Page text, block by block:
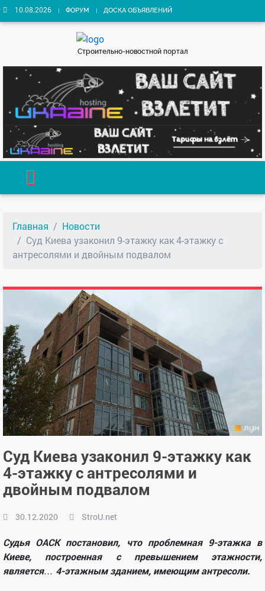
10.08.2026 ФОРУМ ДОСКА ОБЪЯВЛЕНИЙ
Строительно-новостной портал
Главная
Новости
Суд Киева узаконил 9-этажку как 4-этажку с
антресолями и двойным подвалом
Суд Киева узаконил 9-этажку как
4-этажку с антресолями и
двойным подвалом
30.12.2020 StroU.net
Судья ОАСК постановил, что проблемная 9-этажка в
Киеве, построенная с превышением этажности,
является… 4-этажным зданием, имеющим антресоли.